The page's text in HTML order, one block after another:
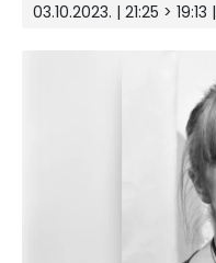
03.10.2023. | 21:25 > 19:13